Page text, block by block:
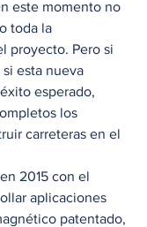
este momento no
toda la
proyecto. Pero si
esta nueva
esperado,
los
carreteras en el
2015 con el
aplicaciones
patentado,